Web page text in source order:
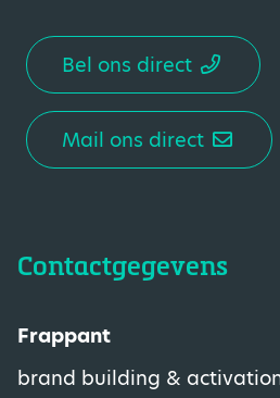
Bel ons direct
Mail ons direct
Contactgegevens
Frappant
brand building &